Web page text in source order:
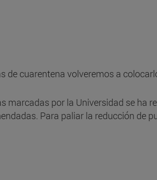
de cuarentena volveremos a
marcadas por la Universidad se ha
Para paliar la reducción de